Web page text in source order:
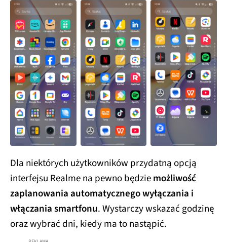
Dla niektórych użytkowników przydatną opcją
interfejsu Realme na pewno będziemożliwość
zaplanowania automatycznego wyłączania i
włączania smartfonu. Wystarczy wskazać godzinę
oraz wybrać dni, kiedy ma to nastąpić.